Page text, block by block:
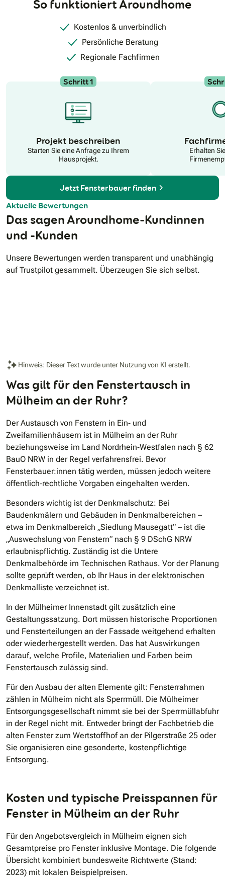
So funktioniert Aroundhome
Kostenlos & unverbindlich
Persönliche Beratung
Regionale Fachfirmen
Schritt 1
Projekt beschreiben
Starten Sie eine Anfrage zu Ihrem
Hausprojekt.
Erhalten
Jetzt Fensterbauer finden
Aktuelle Bewertungen
Das sagen Aroundhome-Kundinnen
und -Kunden
Unsere Bewertungen werden transparent und unabhängig
auf Trustpilot gesammelt. Überzeugen Sie sich selbst.
Hinweis: Dieser Text wurde unter Nutzung von KI erstellt.
Was gilt für den Fenstertausch in
Mülheim an der Ruhr?
Der Austausch von Fenstern in Ein‐ und
Zweifamilienhäusern ist in Mülheim an der Ruhr
beziehungsweise im Land Nordrhein‐Westfalen nach § 62
BauO NRW in der Regel verfahrensfrei. Bevor
Fensterbauer:innen tätig werden, müssen jedoch weitere
öffentlich‐rechtliche Vorgaben eingehalten werden.
Besonders wichtig ist der Denkmalschutz: Bei
Baudenkmälern und Gebäuden in Denkmalbereichen –
etwa im Denkmalbereich „Siedlung Mausegatt“ – ist die
„Auswechslung von Fenstern“ nach § 9 DSchG NRW
erlaubnispflichtig. Zuständig ist die Untere
Denkmalbehörde im Technischen Rathaus. Vor der Planung
sollte geprüft werden, ob Ihr Haus in der elektronischen
Denkmalliste verzeichnet ist.
In der Mülheimer Innenstadt gilt zusätzlich eine
Gestaltungssatzung. Dort müssen historische Proportionen
und Fensterteilungen an der Fassade weitgehend erhalten
oder wiederhergestellt werden. Das hat Auswirkungen
darauf, welche Profile, Materialien und Farben beim
Fenstertausch zulässig sind.
Für den Ausbau der alten Elemente gilt: Fensterrahmen
zählen in Mülheim nicht als Sperrmüll. Die Mülheimer
Entsorgungsgesellschaft nimmt sie bei der Sperrmüllabfuhr
in der Regel nicht mit. Entweder bringt der Fachbetrieb die
alten Fenster zum Wertstoffhof an der Pilgerstraße 25 oder
Sie organisieren eine gesonderte, kostenpflichtige
Entsorgung.
Kosten und typische Preisspannen für
Fenster in Mülheim an der Ruhr
Für den Angebotsvergleich in Mülheim eignen sich
Gesamtpreise pro Fenster inklusive Montage. Die folgende
Übersicht kombiniert bundesweite Richtwerte (Stand:
2023) mit lokalen Beispielpreisen.